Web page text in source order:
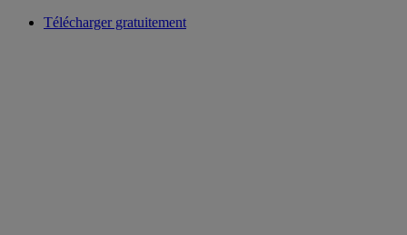
Télécharger gratuitement